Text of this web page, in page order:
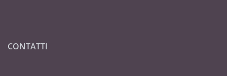
CONTATTI